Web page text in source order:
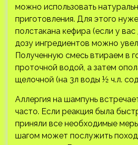
можно использовать
приготовления. Для этого
полстакана кефира (если у
дозу ингредиентов можно
Полученную смесь втираем в
проточной водой, а затем
щелочной (на 3л воды ½ ч.л.
Аллергия на шампунь
часто. Если реакция была
приняли все необходимые
шагом может послужить